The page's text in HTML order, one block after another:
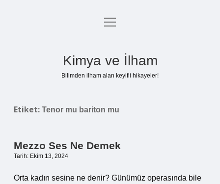
Anasayfa
menüyü
Kimya ve İlham
Bilimden ilham alan keyifli hikayeler!
Etiket: Tenor mu bariton mu
Mezzo Ses Ne Demek
Tarih: Ekim 13, 2024
Orta kadın sesine ne denir? Günümüz operasında bile